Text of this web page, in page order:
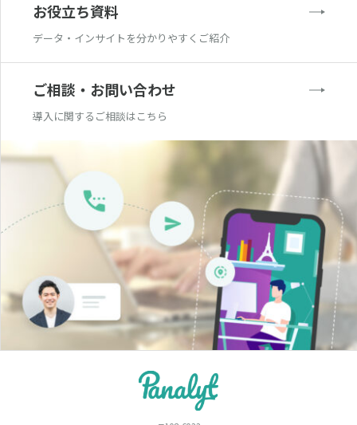
お役立ち資料
データ・インサイトを分かりやすくご紹介
ご相談・お問い合わせ
導入に関するご相談はこちら